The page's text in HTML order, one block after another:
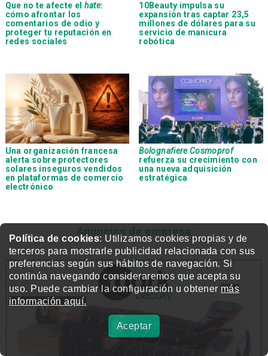
Política de cookies: Utilizamos cookies propias y de
terceros para mostrarle publicidad relacionada con sus
preferencias según sus hábitos de navegación. Si
continúa navegando consideraremos que acepta su
uso. Puede cambiar la configuración u obtener más
información aquí.
Aceptar
Que no te afecte el hate:
cómo afrontar los
comentarios de odio y
proteger tu reputación en
redes sociales
10Beauty impulsa su
expansión tras captar 23,5
millones de dólares para su
servicio de manicura
robótica
Una organización francesa
alerta sobre protectores
solares inseguros vendidos
en plataformas de comercio
electrónico
Bolognafiere Cosmoprof
refuerza su crecimiento con
una nueva adquisición
estratégica
Anuncios de empresa